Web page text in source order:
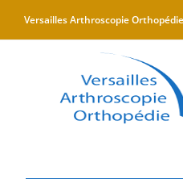
Versailles Arthroscopie